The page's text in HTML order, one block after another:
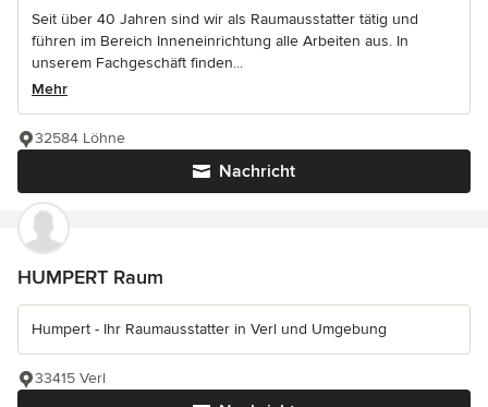
Seit über 40 Jahren sind wir als Raumausstatter tätig und
führen im Bereich Inneneinrichtung alle Arbeiten aus. In
unserem Fachgeschäft finden...
Mehr
Nachricht
32584 Löhne
HUMPERT Raum
Humpert - Ihr Raumausstatter in Verl und Umgebung
33415 Verl